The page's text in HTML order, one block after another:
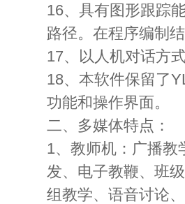
16、具有图形跟踪
路径。在程序编制
17、以人机对话方
18、本软件保留了
功能和操作界面。
二、多媒体特点：
1、教师机：广播教
发、电子教鞭、班
组教学、语音讨论